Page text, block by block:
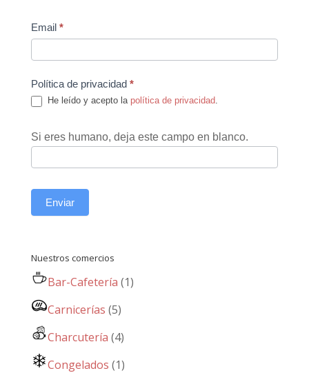
Email *
Política de privacidad *
He leído y acepto la política de privacidad
Si eres humano, deja este campo en blanco.
Enviar
Nuestros comercios
Bar-Cafetería (1)
Carnicerías (5)
Charcutería (4)
Congelados (1)